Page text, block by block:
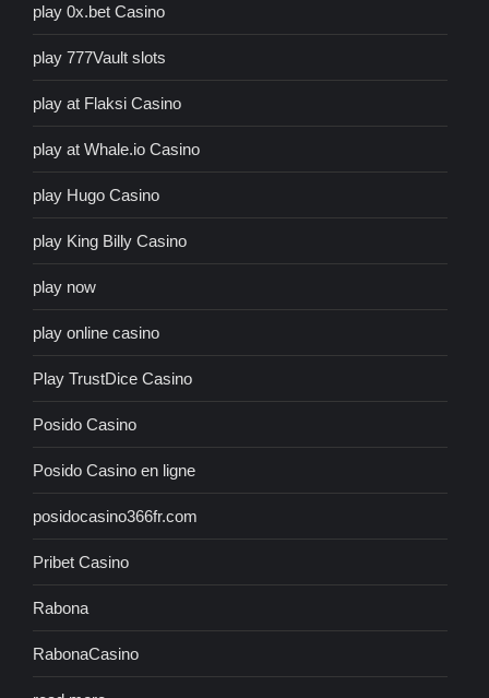
play 0x.bet Casino
play 777Vault slots
play at Flaksi Casino
play at Whale.io Casino
play Hugo Casino
play King Billy Casino
play now
play online casino
Play TrustDice Casino
Posido Casino
Posido Casino en ligne
posidocasino366fr.com
Pribet Casino
Rabona
RabonaCasino